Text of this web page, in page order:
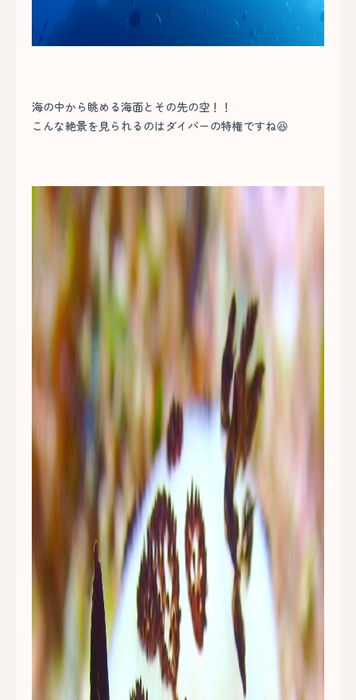
海の中から眺める海面とその先の空！！
こんな絶景を見られるのはダイバーの特権ですね😆